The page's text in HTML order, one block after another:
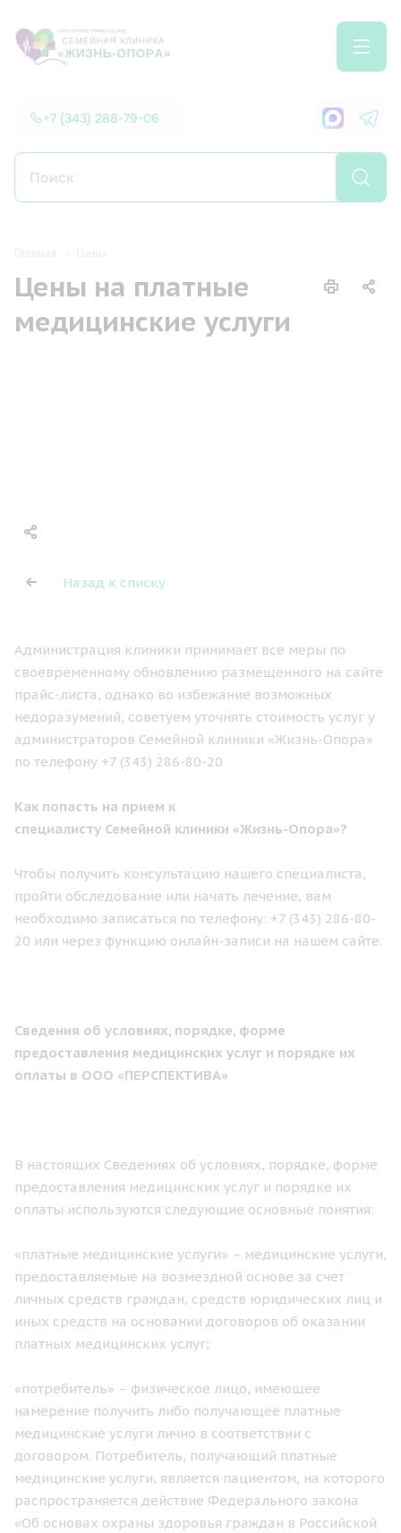
+7 (343) 288-79-06
Цены на платные
медицинские услуги
Назад к списку
Администрация клиники принимает все меры по
своевременному обновлению размещенного на сайте
прайс-листа, однако во избежание возможных
недоразумений, советуем уточнять стоимость услуг у
администраторов Семейной клиники «Жизнь-Опора»
по телефону +7 (343) 286-80-20
Как попасть на прием к
специалисту Семейной клиники «Жизнь-Опора»?
Чтобы получить консультацию нашего специалиста,
пройти обследование или начать лечение, вам
необходимо записаться по телефону: +7 (343) 286-80-
20 или через функцию онлайн-записи на нашем сайте.
Сведения об условиях, порядке, форме
предоставления медицинских услуг и порядке их
оплаты в ООО «ПЕРСПЕКТИВА»
В настоящих Сведениях об условиях, порядке, форме
предоставления медицинских услуг и порядке их
оплаты используются следующие основные понятия:
«платные медицинские услуги» – медицинские услуги,
предоставляемые на возмездной основе за счет
личных средств граждан, средств юридических лиц и
иных средств на основании договоров об оказании
платных медицинских услуг;
«потребитель» – физическое лицо, имеющее
намерение получить либо получающее платные
медицинские услуги лично в соответствии с
договором. Потребитель, получающий платные
медицинские услуги, является пациентом, на которого
распространяется действие Федерального закона
«Об основах охраны здоровья граждан в Российской